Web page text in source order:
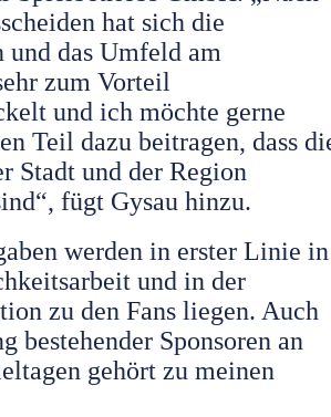
hat sich die
und das Umfeld am
zum Vorteil
und ich möchte gerne
Teil dazu beitragen, dass
Stadt und der Region
fügt Gysau hinzu.
werden in erster Linie in
und in der
zu den Fans liegen. Auch
bestehender Sponsoren an
gehört zu meinen